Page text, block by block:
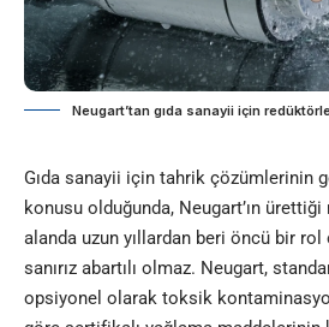
Neugart’tan gıda sanayii için
Gıda sanayii için tahrik çözümlerinin
konusu olduğunda, Neugart’ın
alanda uzun yıllardan beri öncü bir rol
sanırız abartılı olmaz. Neugart,
opsiyonel olarak toksik